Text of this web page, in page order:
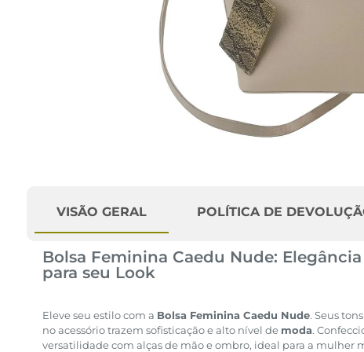
VISÃO GERAL POLÍTICA DE
Bolsa Feminina Caedu Nude:
para seu Look
Eleve seu estilo com a Bolsa Feminina Caedu Nude. Seus
no acessório trazem sofisticação e alto nível de moda.
versatilidade com alças de mão e ombro, ideal para a mulher